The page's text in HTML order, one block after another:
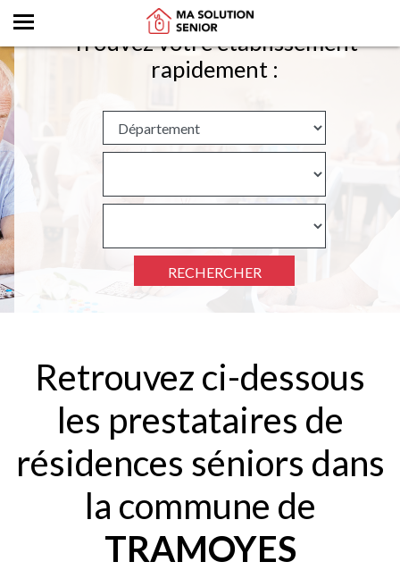
Trouvez votre établissement
rapidement :
RECHERCHER
Retrouvez ci-dessous
les prestataires de
résidences séniors dans
la commune de
TRAMOYES